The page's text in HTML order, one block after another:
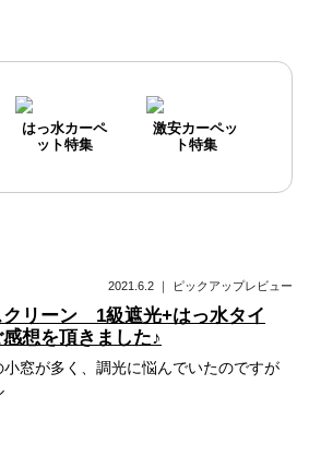
はっ水カーペ
ット特集
激安カーペッ
ト特集
2021.6.2 ｜ ピックアップレビュー
クリーン 1級遮光+はっ水タイ
想を頂きました♪
窓が多く、調光に悩んでいたのですが